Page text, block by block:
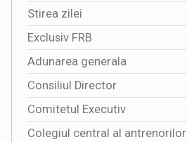
Stirea zilei
Exclusiv FRB
Adunarea generala
Consiliul Director
Comitetul Executiv
Colegiul central al antrenorilor